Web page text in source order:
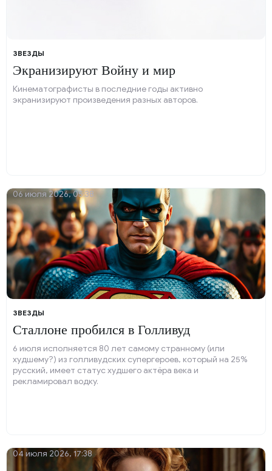
ЗВЕЗДЫ
Экранизируют Войну и мир
Кинематографисты в последние годы активно
экранизируют произведения разных авторов.
ЗВЕЗДЫ
Сталлоне пробился в Голливуд
6 июля исполняется 80 лет самому странному (или
худшему?) из голливудских супергероев, который на 25%
русский, имеет статус худшего актёра века и
рекламировал водку.
06 июля 2026, 05:38
04 июля 2026, 17:38